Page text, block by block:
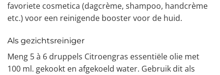
favoriete cosmetica (dagcrème, shampoo, handcrème
etc.) voor een reinigende booster voor de huid.
Als gezichtsreiniger
Meng 5 à 6 druppels Citroengras essentiële olie met
100 ml. gekookt en afgekoeld water. Gebruik dit als